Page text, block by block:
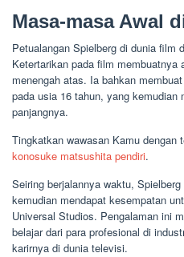
Masa-masa Awal
Petualangan Spielberg di dunia film
Ketertarikan pada film
menengah atas. Ia bahkan
pada usia 16 tahun, yang kemudian
panjangnya.
Tingkatkan wawasan Kamu dengan
konosuke matsushita pendiri.
Seiring berjalannya waktu,
kemudian mendapat kesempatan
Universal Studios. Pengalaman ini
belajar dari para profesional di
karirnya di dunia televisi.